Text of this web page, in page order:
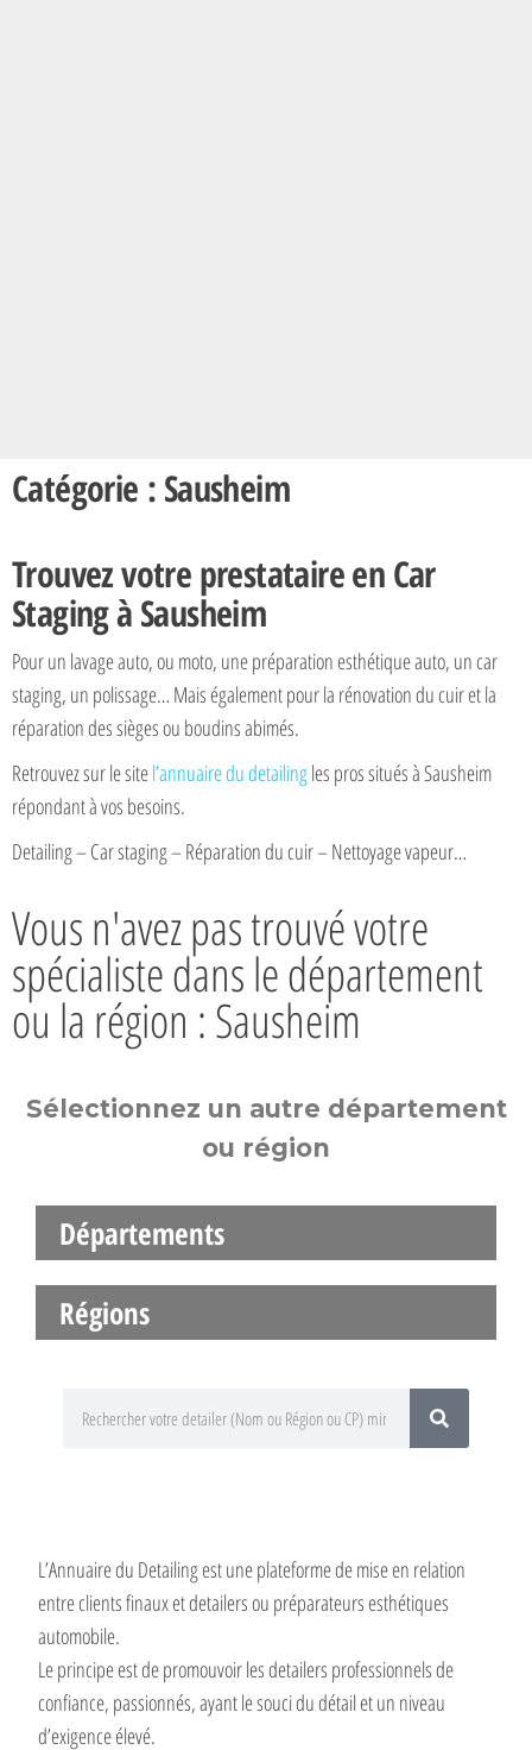
Catégorie : Sausheim
Trouvez votre prestataire en Car
Staging à Sausheim
Pour un lavage auto, ou moto, une préparation esthétique auto, un car
staging, un polissage… Mais également pour la rénovation du cuir et la
réparation des sièges ou boudins abimés.
Retrouvez sur le sitel’annuaire du detailingles pros situés à Sausheim
répondant à vos besoins.
Detailing – Car staging – Réparation du cuir – Nettoyage vapeur…
Vous n'avez pas trouvé votre
spécialiste dans le département
ou la région : Sausheim
Sélectionnez un autre département
ou région
Départements
Régions
L’Annuaire du Detailing est une plateforme de mise en relation
entre clients finaux et detailers ou préparateurs esthétiques
automobile.
Le principe est de promouvoir les detailers professionnels de
confiance, passionnés, ayant le souci du détail et un niveau
d’exigence élevé.